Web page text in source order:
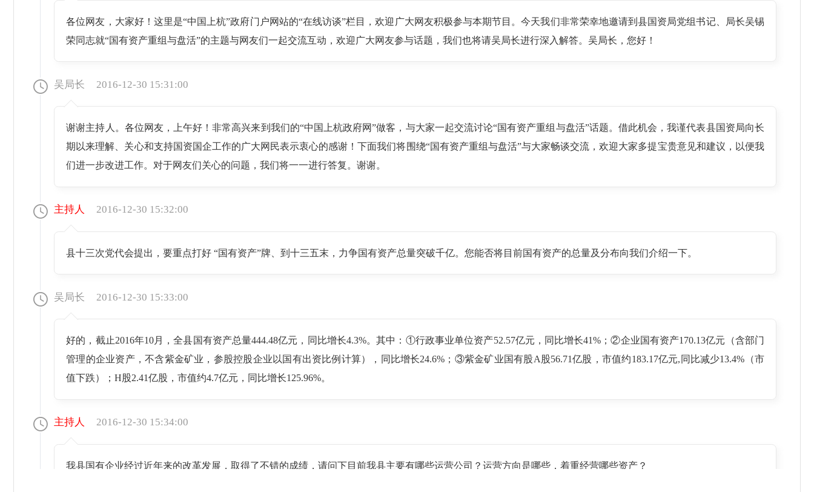
各位网友，大家好！这里是“中国上杭”政府门户网站的“在线访谈”栏目，欢迎广大网友积极参与本期节目。今天我们非常荣幸地邀请到县国资局党组书记、局长吴锡
荣同志就“国有资产重组与盘活”的主题与网友们一起交流互动，欢迎广大网友参与话题，我们也将请吴局长进行深入解答。吴局长，您好！
吴局长 2016-12-30 15:31:00
谢谢主持人。各位网友，上午好！非常高兴来到我们的“中国上杭政府网”做客，与大家一起交流讨论“国有资产重组与盘活”话题。借此机会，我谨代表县国资局向长
期以来理解、关心和支持国资国企工作的广大网民表示衷心的感谢！下面我们将围绕“国有资产重组与盘活”与大家畅谈交流，欢迎大家多提宝贵意见和建议，以便我
们进一步改进工作。对于网友们关心的问题，我们将一一进行答复。谢谢。
主持人 2016-12-30 15:32:00
县十三次党代会提出，要重点打好 “国有资产”牌、到十三五末，力争国有资产总量突破千亿。您能否将目前国有资产的总量及分布向我们介绍一下。
吴局长 2016-12-30 15:33:00
好的，截止2016年10月，全县国有资产总量444.48亿元，同比增长4.3%。其中：①行政事业单位资产52.57亿元，同比增长41%；②企业国有资产170.13亿元（含部门
管理的企业资产，不含紫金矿业，参股控股企业以国有出资比例计算），同比增长24.6%；③紫金矿业国有股A股56.71亿股，市值约183.17亿元,同比减少13.4%（市
值下跌）；H股2.41亿股，市值约4.7亿元，同比增长125.96%。
主持人 2016-12-30 15:34:00
我县国有企业经过近年来的改革发展，取得了不错的成绩，请问下目前我县主要有哪些运营公司？运营方向是哪些，着重经营哪些资产？